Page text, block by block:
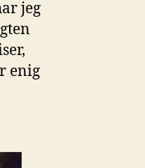
jeg
enig